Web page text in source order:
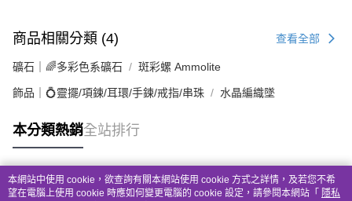
商品相關分類 (4) 查看全部
礦石｜🌈多彩色系礦石 斑彩螺 Ammolite
飾品｜💍靈擺/項鍊/耳環/手鍊/戒指/串珠 水晶編織墜
本分類熱銷全站排行
熱門標籤
本網站中使用 cookie，欲查詢有關本網站使用 cookie 方式之詳情，及若您不希
望在電腦上使用 cookie 時應如何變更電腦的 cookie 設定，請參閱本網站「 隱私